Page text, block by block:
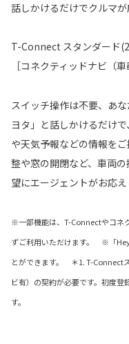
話しかけるだけでクルマが
T-Connect スタンダード
［コネクティッドナビ（車
スイッチ操作は不要、あ
ヨタ」と話しかけるだけ
や天気予報などの情報を
整や窓の開閉など、車両
望にエージェントがお応え
※一部機能は、T-Connectやコネ
ずご利用いただけます。 ※「
とができます。 ＊1. T-Connect
ビ有）の契約が必要です。初度登
す。